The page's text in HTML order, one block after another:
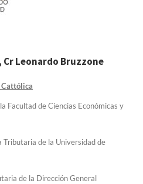
Cr Leonardo Bruzzone
Cattólica
Facultad de Ciencias Económicas y
Tributaria de la Universidad de
de la Dirección General